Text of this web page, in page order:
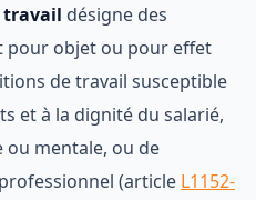
travail désigne des
pour objet ou pour effet
de travail susceptible
et à la dignité du salarié,
ou mentale, ou de
(article L1152-